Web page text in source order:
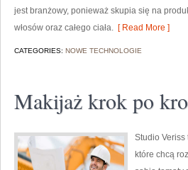
jest branżowy, ponieważ skupia się na
włosów oraz całego ciała. [ Read More ]
CATEGORIES: NOWE TECHNOLOGIE
Makijaż krok po
Studio Veriss
które chcą